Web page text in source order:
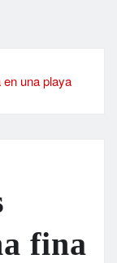
una playa
fina